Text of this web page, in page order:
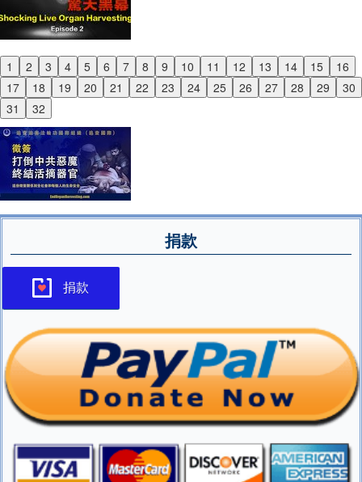
1 2 3 4 5 6 7 8 9 10 11 12 13 14 15
16
17
18 19 20 21 22 23 24 25 26 27 28 29
30
31
32
Previous
Next
捐款
捐款